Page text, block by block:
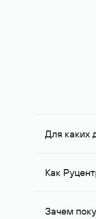
Для каких
Услуга
Как
Для связи с
Зачем